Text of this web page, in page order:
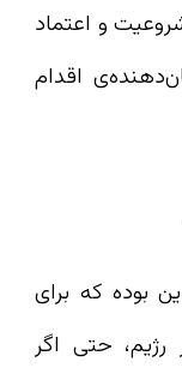
و اعتماد
اقدام
بوده که برای
حتی اگر